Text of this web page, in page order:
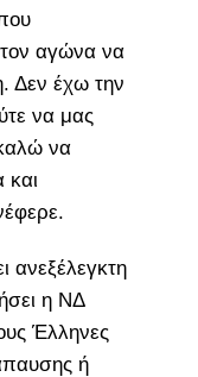
αγώνα να
Δεν έχω την
να μας
να
ανεξέλεγκτη
η ΝΔ
Έλληνες
ή